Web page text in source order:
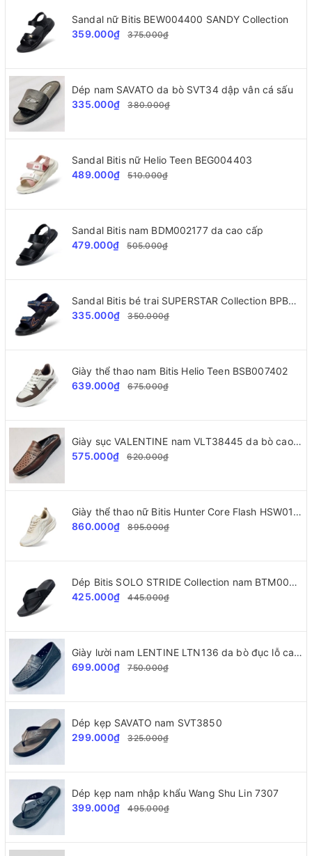
Sandal nữ Bitis BEW004400 SANDY Collection
359.000₫
375.000₫
Dép nam SAVATO da bò SVT34 dập vân cá sấu
335.000₫
380.000₫
Sandal Bitis nữ Helio Teen BEG004403
489.000₫
510.000₫
Sandal Bitis nam BDM002177 da cao cấp
479.000₫
505.000₫
Sandal Bitis bé trai SUPERSTAR Collection BPB000500
335.000₫
350.000₫
Giày thể thao nam Bitis Helio Teen BSB007402
639.000₫
675.000₫
Giày sục VALENTINE nam VLT38445 da bò cao cấp
575.000₫
620.000₫
Giày thể thao nữ Bitis Hunter Core Flash HSW010800
860.000₫
895.000₫
Dép Bitis SOLO STRIDE Collection nam BTM002277
425.000₫
445.000₫
Giày lười nam LENTINE LTN136 da bò đục lỗ cao cấp
699.000₫
750.000₫
Dép kẹp SAVATO nam SVT3850
299.000₫
325.000₫
Dép kẹp nam nhập khẩu Wang Shu Lin 7307
399.000₫
495.000₫